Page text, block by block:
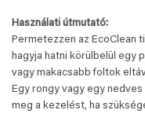
Használati útmutató:
Permetezzen az EcoClean
hagyja hatni körülbelül egy
vagy makacsabb foltok
Egy rongy vagy egy
meg a kezelést, ha